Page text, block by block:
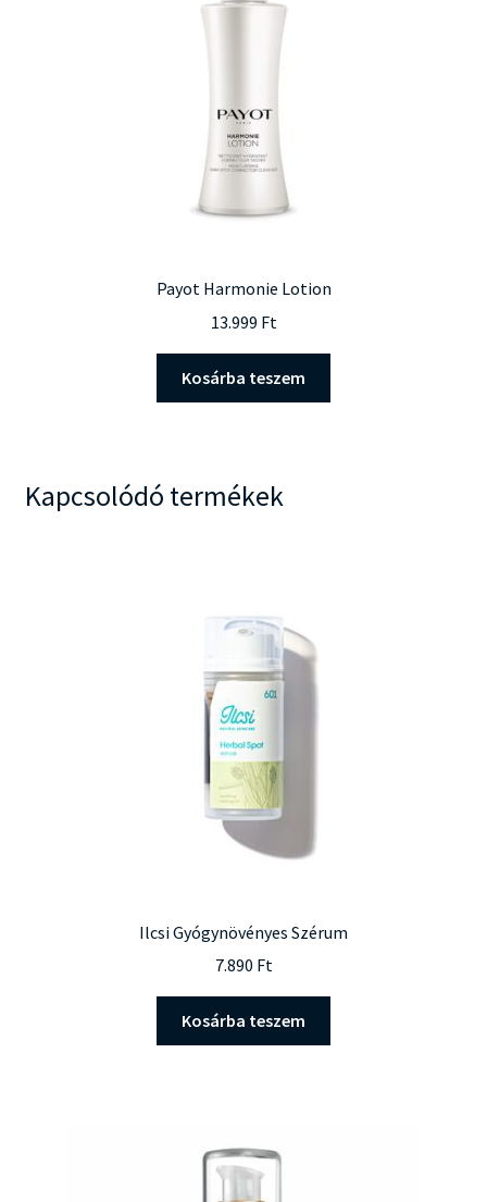
Payot Harmonie Lotion
13.999 Ft
Kosárba teszem
Kapcsolódó termékek
Ilcsi Gyógynövényes Szérum
7.890 Ft
Kosárba teszem